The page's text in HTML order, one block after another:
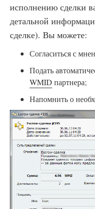
исполнению сделки
детальной
сделке). Вы можете:
Согласиться с
Подать
WMID партнера;
Напомнить о